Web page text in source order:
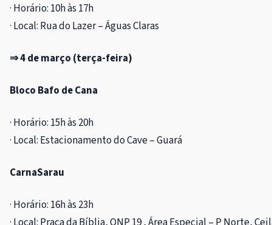
· Horário: 10h às 17h
· Local: Rua do Lazer – Águas Claras
⇒ 4 de março (terça-feira)
Bloco Bafo de Cana
· Horário: 15h às 20h
· Local: Estacionamento do Cave – Guará
CarnaSarau
· Horário: 16h às 23h